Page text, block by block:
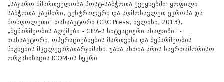
„საჯარო მმართველობა პოსტ-საბჭოთა ქვეყნებში: ყოფილი
საბჭოთა კავშირი, ცენტრალური და აღმოსავლეთ ევროპა და
მონღოლეთი“ თანაავტორი (CRC Press, ივლისი, 2013),
„მეწარმეობის აღქმები - GIPA-ს სიტუაციური ანალიზი“ -
თანაავტორი, ოპერაციებიების მართვისა და მეწარმეობის
წიგნების მკვლევარ/თარჯიმანი. ჟანა ანთია არის საერთაშორისო
ორგანიზაცია ICOM-ის წევრი.